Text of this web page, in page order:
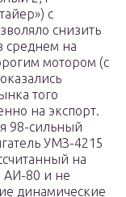
с
снизить
среднем на
мотором (с
того
на экспорт.
98-сильный
УМЗ-4215
на
АИ-80 и не
динамические